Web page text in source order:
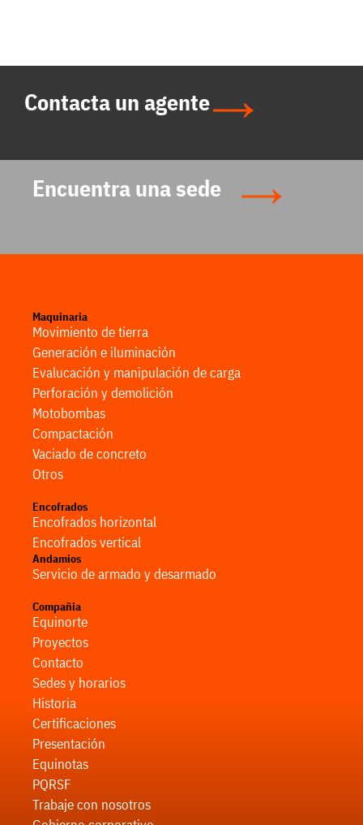
Contacta un agente
Encuentra una sede
Maquinaria
Movimiento de tierra
Generación e iluminación
Evalucación y manipulación de carga
Perforación y demolición
Motobombas
Compactación
Vaciado de concreto
Otros
Encofrados
Encofrados horizontal
Encofrados vertical
Andamios
Servicio de armado y desarmado
Compañia
Equinorte
Proyectos
Contacto
Sedes y horarios
Historia
Certificaciones
Presentación
Equinotas
PQRSF
Trabaje con nosotros